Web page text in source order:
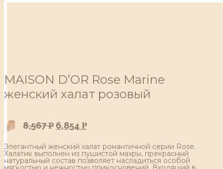
MAISON D’OR Rose Marine
женский халат розовый
8,567Р 6,854 Р
Элегантный женский халат романтичной серии Rose.
Халатик выполнен из пушистой махры, прекрасный
натуральный состав позволяет насладиться особой